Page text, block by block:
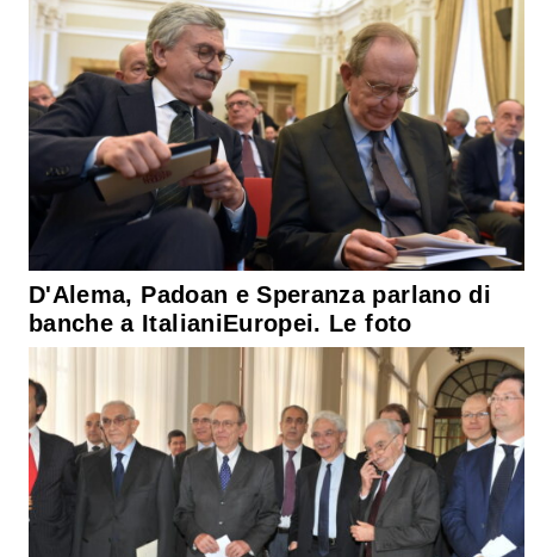
D'Alema, Padoan e Speranza parlano di
banche a ItalianiEuropei. Le foto